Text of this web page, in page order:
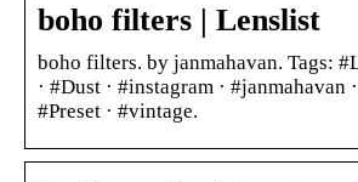
boho filters | Lenslist
boho filters. by janmahavan. Tags:
· #Dust · #instagram · #janmahavan
#Preset · #vintage.